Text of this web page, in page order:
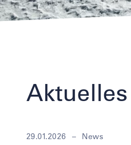
Aktuelles
29.01.2026 – News